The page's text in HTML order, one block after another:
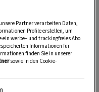
Partner verarbeiten Daten,
Profile erstellen, um
werbe– und trackingfreies Abo
Informationen für
finden Sie in unserer
sowie in den Cookie-